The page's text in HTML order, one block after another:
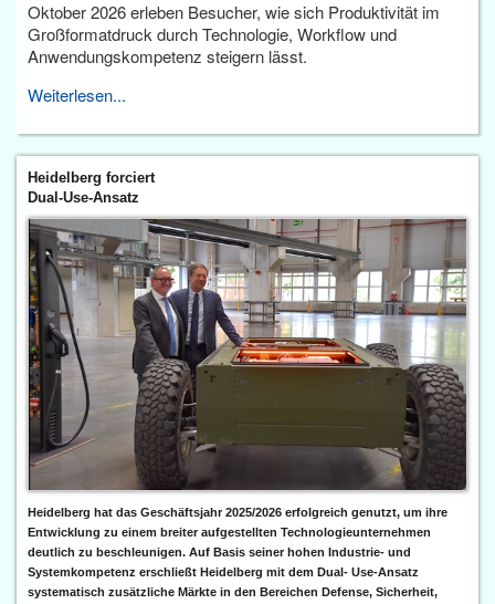
Oktober 2026 erleben Besucher, wie sich Produktivität im
Großformatdruck durch Technologie, Workflow und
Anwendungskompetenz steigern lässt.
Weiterlesen...
Heidelberg forciert
Dual-Use-Ansatz
Heidelberg hat das Geschäftsjahr 2025/2026 erfolgreich genutzt, um ihre
Entwicklung zu einem breiter aufgestellten Technologieunternehmen
deutlich zu beschleunigen. Auf Basis seiner hohen Industrie- und
Systemkompetenz erschließt Heidelberg mit dem Dual- Use-Ansatz
systematisch zusätzliche Märkte in den Bereichen Defense, Sicherheit,